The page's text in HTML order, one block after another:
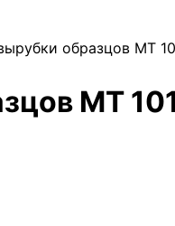
образцов МТ
МТ